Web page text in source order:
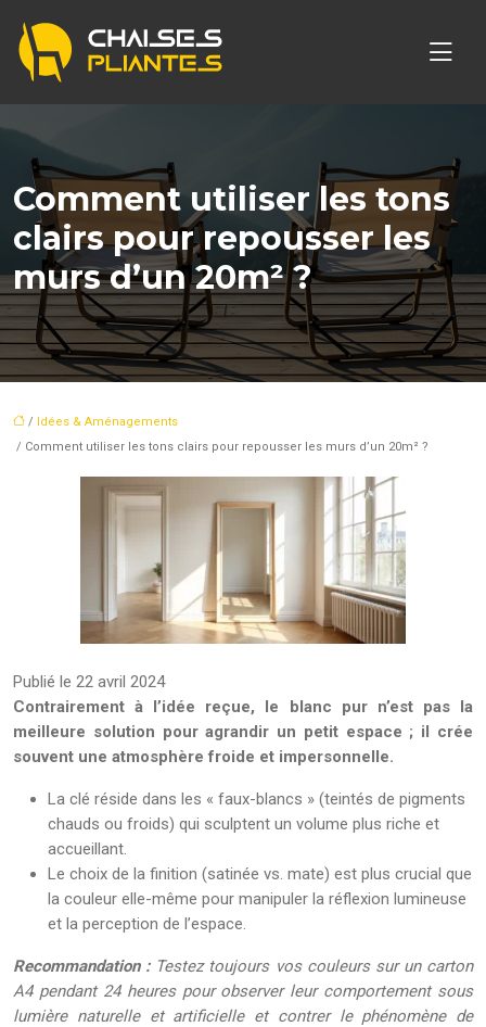
Comment utiliser les tons
clairs pour repousser les
murs d’un 20m² ?
/ Idées & Aménagements
/ Comment utiliser les tons clairs pour repousser les murs d’un 20m² ?
Publié le 22 avril 2024
Contrairement à l’idée reçue, le blanc pur n’est pas la
meilleure solution pour agrandir un petit espace ; il crée
souvent une atmosphère froide et impersonnelle.
La clé réside dans les « faux-blancs » (teintés de pigments
chauds ou froids) qui sculptent un volume plus riche et
accueillant.
Le choix de la finition (satinée vs. mate) est plus crucial que
la couleur elle-même pour manipuler la réflexion lumineuse
et la perception de l’espace.
Recommandation :Testez toujours vos couleurs sur un carton
A4 pendant 24 heures pour observer leur comportement sous
lumière naturelle et artificielle et contrer le phénomène de